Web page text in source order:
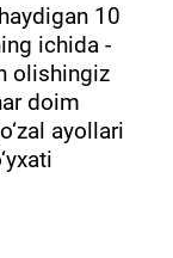
10
ichida -
olishingiz
doim
ayollari